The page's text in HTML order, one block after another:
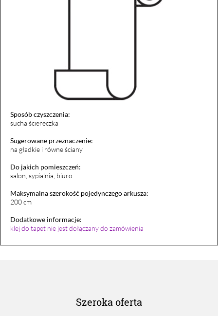
Sposób czyszczenia:
sucha ściereczka
Sugerowane przeznaczenie:
na gładkie i równe ściany
Do jakich pomieszczeń:
salon, sypialnia, biuro
Maksymalna szerokość pojedynczego arkusza:
200 cm
Dodatkowe informacje:
klej do tapet nie jest dołączany do zamówienia
Szeroka oferta